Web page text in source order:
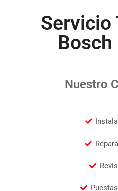
Servicio
Bosch
Nuestro